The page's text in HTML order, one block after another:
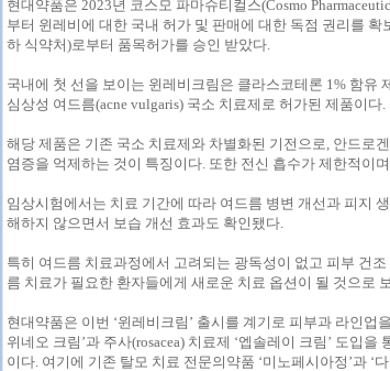
현대약품은 2023년 코스모 파마슈티컬스(Cosmo
부터 윈레비에 대한 국내 허가 및 판매에 대한 독점 권리를
하 식약처)로부터 품목허가를 승인 받았다.
국내에 첫 선을 보이는 윈레비크림은 클라스코테론 1% 함유
심상성 여드름(acne vulgaris) 국소 치료제로 허가된 제품이다.
해당 제품은 기존 국소 치료제와 차별화된 기전으로, 안드로
염증을 억제하는 것이 특징이다. 또한 전신 흡수가 제한적이
임상시험에서는 치료 기간에 따라 여드름 병변 개선과 피지
해하지 않으면서 보습 개선 효과도 확인됐다.
특히 여드름 치료과정에서 고려되는 광독성이 없고 피부 건
름 치료가 필요한 환자들에게 새로운 치료 옵션이 될 것으로
현대약품은 이번 ‘윈레비크림’ 출시를 계기로 피부과 라인업
위네오 크림’과 주사(rosacea) 치료제 ‘엡솔레이 크림’ 도입
이다. 여기에 기존 탈모 치료 전문의약품 ‘미노페시아정’과 ‘